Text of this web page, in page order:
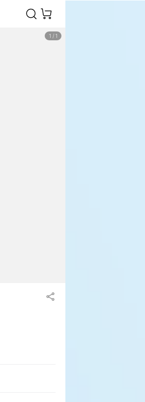
1 / 1